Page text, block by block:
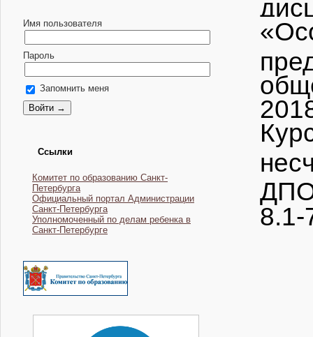
Имя пользователя
Пароль
Запомнить меня
Ссылки
Комитет по образованию Санкт-
Петербурга
Официальный портал Администрации
Санкт-Петербурга
Уполномоченный по делам ребенка в
Санкт-Петербурге
8.1-